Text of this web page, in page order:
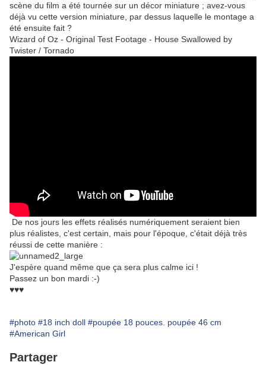
scène du film a été tournée sur un décor miniature ; avez-vous
déjà vu cette version miniature, par dessus laquelle le montage a
été ensuite fait ?
Wizard of Oz - Original Test Footage - House Swallowed by
Twister / Tornado
De nos jours les effets réalisés numériquement seraient bien
plus réalistes, c'est certain, mais pour l'époque, c'était déjà très
réussi de cette manière :
J'espère quand même que ça sera plus calme ici !
Passez un bon mardi :-)
♥♥♥
#photo #18 inch doll #poupée 18 pouces. poupée 46 cm
#American Girl
Partager